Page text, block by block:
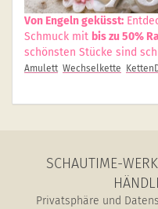
Von Engeln geküsst:
Schmuck mit bis zu 50%
schönsten Stücke sind
Amulett Wechselkette
SCHAUTIME-
Privatsphäre und